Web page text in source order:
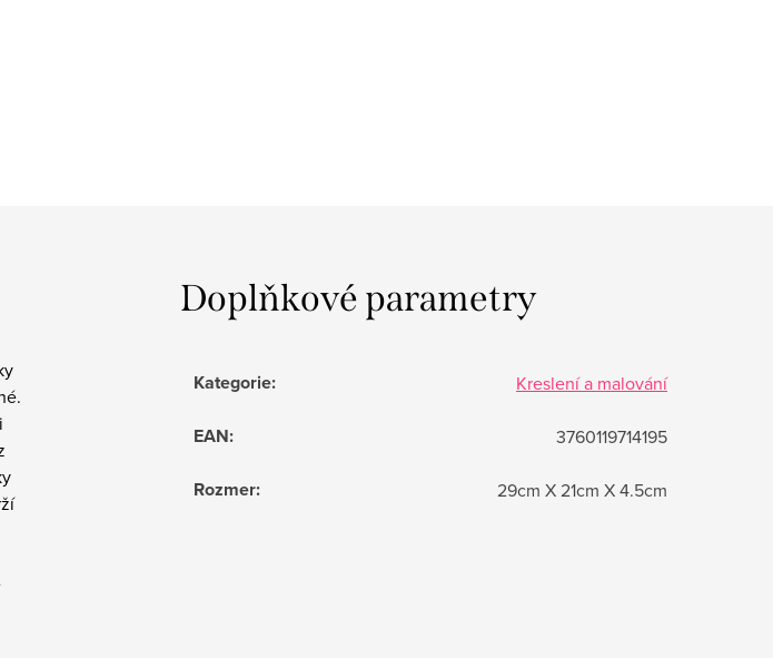
Doplňkové parametry
Kategorie: Kreslení a malování
EAN: 3760119714195
Rozmer: 29cm X 21cm X 4.5cm